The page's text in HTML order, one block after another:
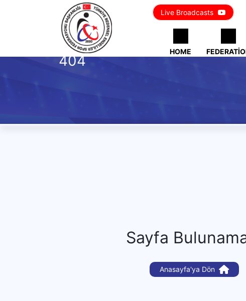
Live Broadcasts
HOME
404
Sayfa
Anasayfa'ya Dön